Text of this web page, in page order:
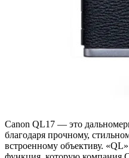
Canon QL17 — это
благодаря прочному,
встроенному объективу.